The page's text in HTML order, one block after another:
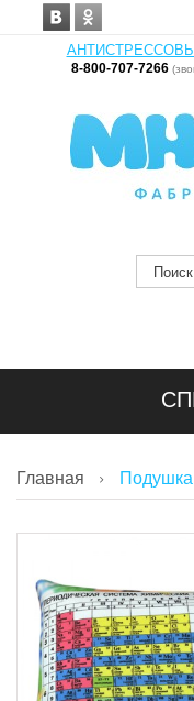
8-800-707-7266
Главная